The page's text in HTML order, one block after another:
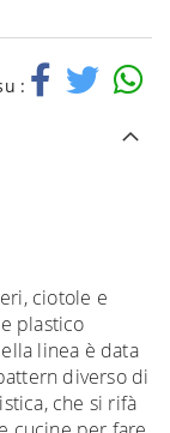
:
ciotole e
plastico
linea è data
diverso di
che si rifà